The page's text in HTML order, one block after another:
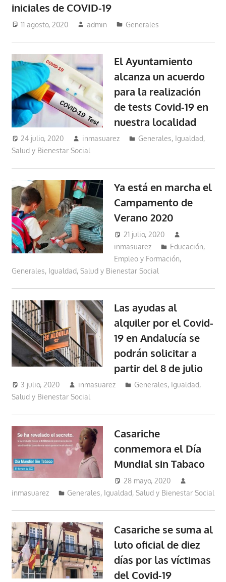
iniciales de COVID-19
11 agosto, 2020 admin Generales
El Ayuntamiento
alcanza un acuerdo
para la realización
de tests Covid-19 en
nuestra localidad
24 julio, 2020 inmasuarez Generales, Igualdad,
Salud y Bienestar Social
Ya está en marcha el
Campamento de
Verano 2020
21 julio, 2020
inmasuarez
Educación,
Empleo y Formación,
Generales, Igualdad, Salud y Bienestar Social
Las ayudas al
alquiler por el Covid-
19 en Andalucía se
podrán solicitar a
partir del 8 de julio
3 julio, 2020 inmasuarez Generales, Igualdad,
Salud y Bienestar Social
Casariche
conmemora el Día
Mundial sin Tabaco
28 mayo, 2020
inmasuarez
Generales, Igualdad, Salud y Bienestar Social
Casariche se suma al
luto oficial de diez
días por las víctimas
del Covid-19